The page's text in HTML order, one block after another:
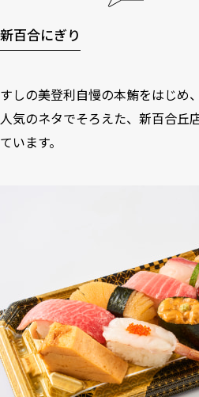
新百合にぎり
すしの美登利自慢の本鮪をはじめ
人気のネタでそろえた、新百合丘
ています。